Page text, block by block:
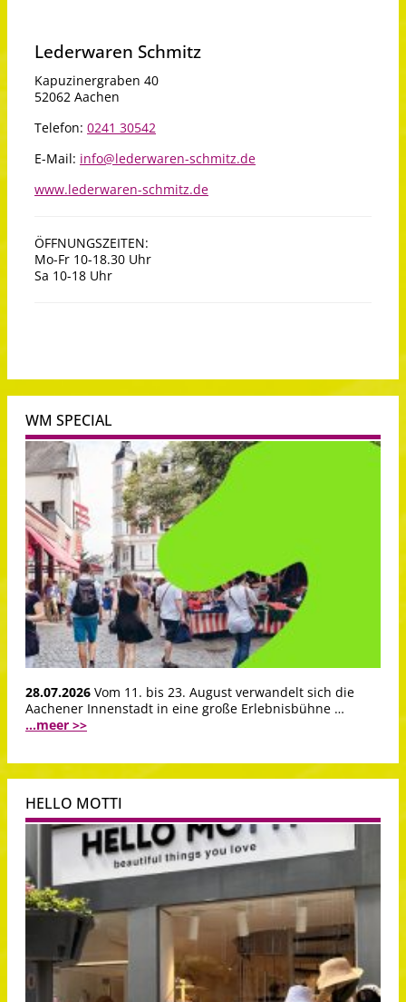
Lederwaren Schmitz
Kapuzinergraben 40
52062 Aachen
Telefon: 0241 30542
E-Mail: info@lederwaren-schmitz.de
www.lederwaren-schmitz.de
ÖFFNUNGSZEITEN:
Mo-Fr 10-18.30 Uhr
Sa 10-18 Uhr
WM SPECIAL
28.07.2026 Vom 11. bis 23. August verwandelt sich die
Aachener Innenstadt in eine große Erlebnisbühne …
...meer >>
HELLO MOTTI